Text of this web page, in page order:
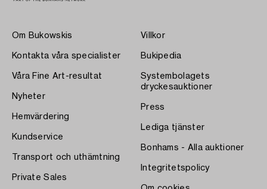
Om Bukowskis
Kontakta våra specialister
Våra Fine Art-resultat
Nyheter
Hemvärdering
Kundservice
Transport och uthämtning
Private Sales
Villkor
Bukipedia
Systembolagets
dryckesauktioner
Press
Lediga tjänster
Bonhams - Alla auktioner
Integritetspolicy